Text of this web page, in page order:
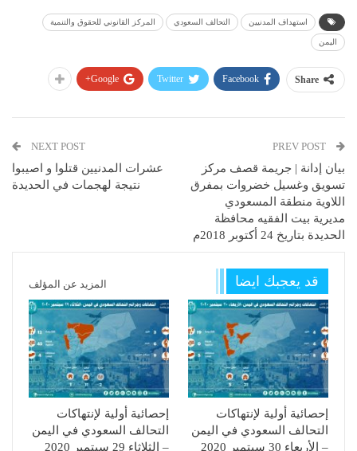
استهداف المدنيين التحالف السعودي المركز القانوني للحقوق والتنمية
اليمن
Share
Facebook
Twitter
Google+
بيان إدانة | جريمة قصف مركز
تسويق وغسيل خضروات بمفرق
اللاوية منطقة المسعودي
مديرية بيت الفقيه محافظة
الحديدة بتاريخ 24 أكتوبر 2018م
NEXT POST
عشرات المدنيين قتلوا و اصيبوا
نتيجة لهجمات في الحديدة
قد يعجبك ايضا المزيد عن المؤلف
إحصائية أولية لإنتهاكات
التحالف السعودي في اليمن
– الأربعاء 30 سبتمبر 2020
إحصائية أولية لإنتهاكات
التحالف السعودي في اليمن
– الثلاثاء 29 سبتمبر 2020